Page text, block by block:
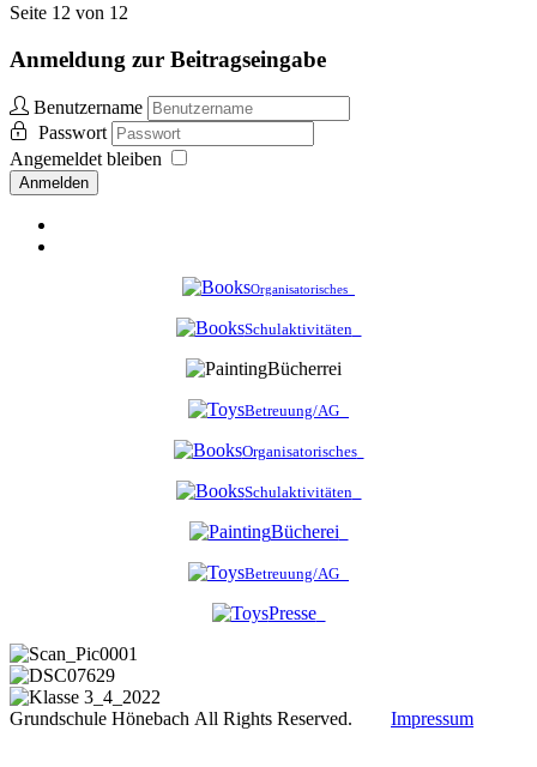
Seite 12 von 12
Anmeldung zur Beitragseingabe
Benutzername
Passwort
Angemeldet bleiben
Anmelden
Organisatorisches
Schulaktivitäten
Bücherrei
Betreuung/AG
Organisatorisches
Schulaktivitäten
Bücherei
Betreuung/AG
Presse
Grundschule Hönebach All Rights Reserved. Impressum